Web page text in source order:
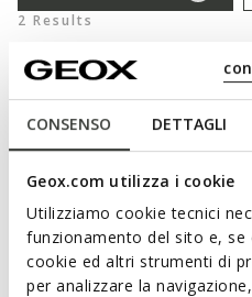
CONSENSO DETTAGLI
Geox.com utilizza i cookie
Utilizziamo cookie tecnici
funzionamento del sito e,
cookie ed altri strumenti di
per analizzare la
2 Results
NEW IN